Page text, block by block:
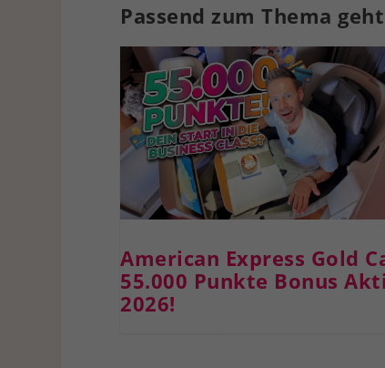
Passend zum Thema
American Express Gold
55.000 Punkte Bonus
2026!